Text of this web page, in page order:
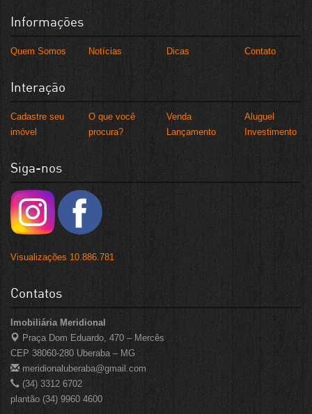
Informações
Quem Somos Notícias Dicas Contato
Interação
Cadastre seu
imóvel
O que você
procura?
Venda
Aluguel
Lançamento
Investimento
Siga-nos
Visualizações 10.886.781
Contatos
Imobiliária Meridional
Praça Dom Eduardo, 470 – Mercês
CEP 38060-280 Uberaba – MG
meridionaluberaba@gmail.com
(34) 3312 6702
plantão (34) 9960 4600